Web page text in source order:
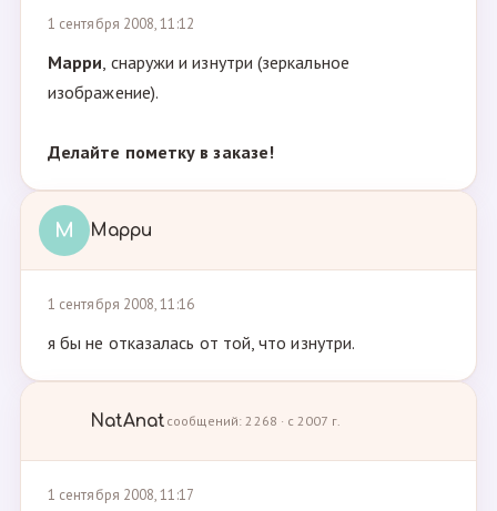
1 сентября 2008, 11:12
Марри, снаружи и изнутри (зеркальное
изображение).
Делайте пометку в заказе!
М Марри
1 сентября 2008, 11:16
я бы не отказалась от той, что изнутри.
NatAnat сообщений: 2268 · с 2007 г.
1 сентября 2008, 11:17